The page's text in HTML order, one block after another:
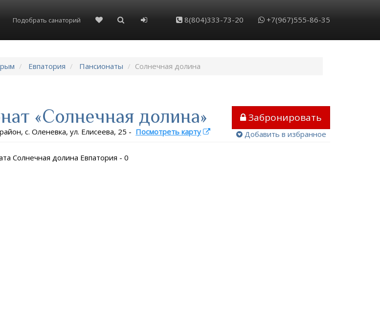
Подобрать санаторий 8(804)333-73-20 +7(967)555-86-35
Евпатория Пансионаты Солнечная долина
Забронировать
Добавить в избранное
«Солнечная долина»
с. Оленевка, ул. Елисеева, 25 - Посмотреть карту